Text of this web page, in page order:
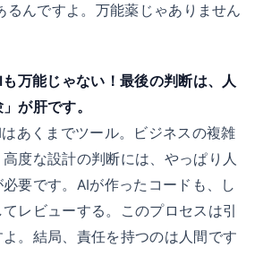
るんですよ。万能薬じゃありません
万能じゃない！最後の判断は、人
が肝です。
あくまでツール。ビジネスの複雑
度な設計の判断には、やっぱり人
要です。AIが作ったコードも、し
レビューする。このプロセスは引
。結局、責任を持つのは人間です